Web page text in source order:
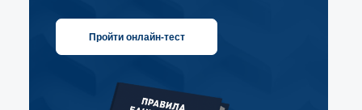
Пройти онлайн-тест
Электронная почта